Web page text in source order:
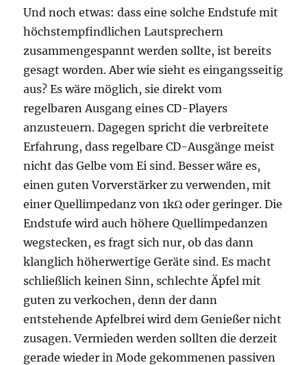
Und noch etwas: dass eine solche Endstufe mit
höchstempfindlichen Lautsprechern
zusammengespannt werden sollte, ist bereits
gesagt worden. Aber wie sieht es eingangsseitig
aus? Es wäre möglich, sie direkt vom
regelbaren Ausgang eines CD-Players
anzusteuern. Dagegen spricht die verbreitete
Erfahrung, dass regelbare CD-Ausgänge meist
nicht das Gelbe vom Ei sind. Besser wäre es,
einen guten Vorverstärker zu verwenden, mit
einer Quellimpedanz von 1kΩ oder geringer. Die
Endstufe wird auch höhere Quellimpedanzen
wegstecken, es fragt sich nur, ob das dann
klanglich höherwertige Geräte sind. Es macht
schließlich keinen Sinn, schlechte Äpfel mit
guten zu verkochen, denn der dann
entstehende Apfelbrei wird dem Genießer nicht
zusagen. Vermieden werden sollten die derzeit
gerade wieder in Mode gekommenen passiven